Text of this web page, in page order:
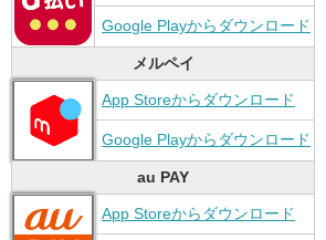
Google Playからダウンロード
メルペイ
App Storeからダウンロード
Google Playからダウンロード
au PAY
App Storeからダウンロード